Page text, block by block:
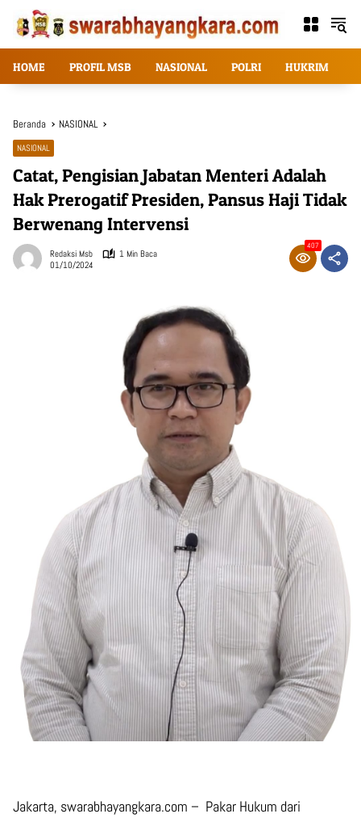
Langsung
konten
HOME PROFIL MSB NASIONAL POLRI HUKRIM
Beranda NASIONAL
NASIONAL
Catat, Pengisian Jabatan Menteri Adalah
Hak Prerogatif Presiden, Pansus Haji Tidak
Berwenang Intervensi
Redaksi Msb
1 Min Baca
01/10/2024
407
Jakarta, swarabhayangkara.com – Pakar Hukum dari